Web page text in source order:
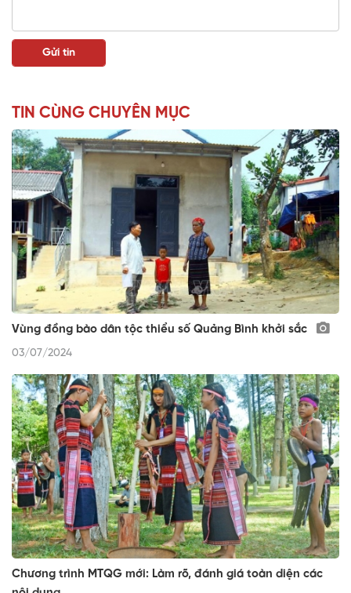
TIN CÙNG CHUYÊN MỤC
Vùng đồng bào dân tộc thiểu số Quảng Bình khởi sắc
03/07/2024
Chương trình MTQG mới: Làm rõ, đánh giá toàn diện các